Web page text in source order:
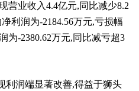
营业收入4.4亿元,同比减少8.2
利润为-2184.56万元,亏损幅
为-2380.62万元,同比减亏超3
利润端显著改善,得益于狮头